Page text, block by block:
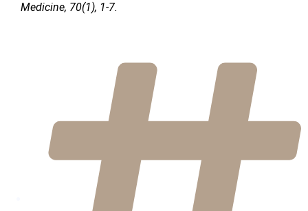
Medicine, 70(1), 1-7.